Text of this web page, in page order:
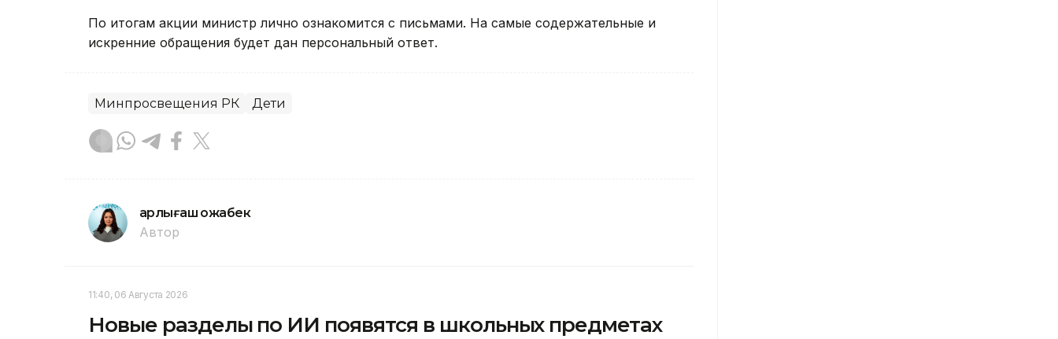
По итогам акции министр лично ознакомится с письмами. На самые содержательные и
искренние обращения будет дан персональный ответ.
Минпросвещения РК Дети
Қарлығаш Қожабек
Автор
11:40, 06 Августа 2026
Новые разделы по ИИ появятся в школьных предметах